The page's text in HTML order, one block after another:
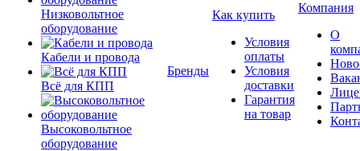
Низковольтное
оборудование
Кабели и провода
Всё для КПП
Высоковольтное
оборудование
Бренды
Как купить
Условия
оплаты
Условия
доставки
Гарантия
на товар
Компания
О